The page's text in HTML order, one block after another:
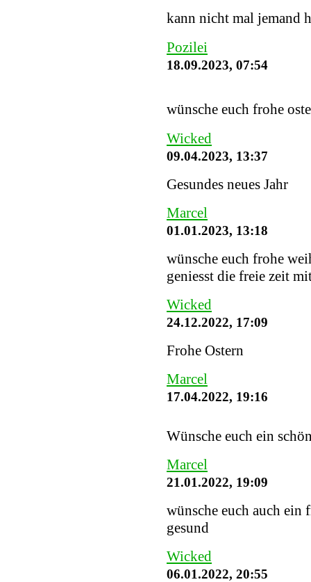
kann nicht mal jemand
Pozilei
18.09.2023, 07:54
wünsche euch frohe
Wicked
09.04.2023, 13:37
Gesundes neues Jahr
Marcel
01.01.2023, 13:18
wünsche euch frohe
geniesst die freie zeit
Wicked
24.12.2022, 17:09
Frohe Ostern
Marcel
17.04.2022, 19:16
Wünsche euch ein
Marcel
21.01.2022, 19:09
wünsche euch auch ein
gesund
Wicked
06.01.2022, 20:55